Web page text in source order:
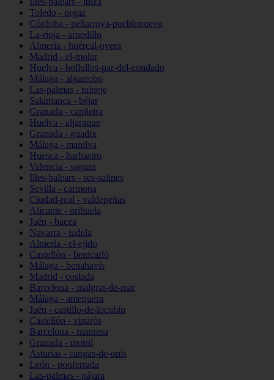
Toledo - orgaz
Córdoba - peñarroya-pueblonuevo
La-rioja - arnedillo
Almería - huércal-overa
Madrid - el-molar
Huelva - bollullos-par-del-condado
Málaga - algarrobo
Las-palmas - tuineje
Salamanca - béjar
Granada - capileira
Huelva - aljaraque
Granada - guadix
Málaga - manilva
Huesca - barbastro
Valencia - sagunt
Illes-balears - ses-salines
Sevilla - carmona
Ciudad-real - valdepeñas
Alicante - orihuela
Jaén - baeza
Navarra - tudela
Almería - el-ejido
Castellón - benicarló
Málaga - benahavís
Madrid - coslada
Barcelona - malgrat-de-mar
Málaga - antequera
Jaén - castillo-de-locubín
Castellón - vinaròs
Barcelona - manresa
Granada - motril
Asturias - cangas-de-onís
León - ponferrada
Las-palmas - pájara